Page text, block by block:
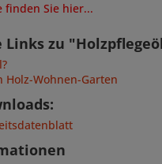
finden Sie hier...
zu
Holz-Wohnen-Garten